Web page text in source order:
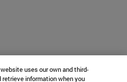
uses our own and third-
information when you